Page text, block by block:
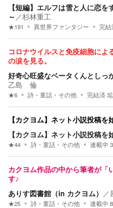
【短編】エルフは雪と人に恋
～ ／杉林重工
★191 異世界ファンタジー 完結
コロナウイルスと免疫細胞によ
の涙を見る。
好奇心旺盛なベータくんとしっ
乙島 倫
★6 詩・童話・その他 完結済3
【カクヨム】ネット小説投稿を
【カクヨム】ネット小説投稿を
★44 詩・童話・その他 連載中 3
カクヨム作品の中から筆者が「
す♪
ありす図書館（in カクヨム） ／
★25 詩・童話・その他 連載中 8